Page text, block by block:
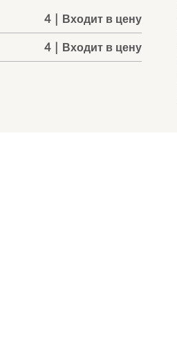
4 | Входит в цену
4 | Входит в цену